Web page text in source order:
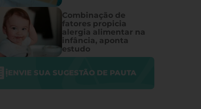
Combinação de
fatores propicia
alergia alimentar na
infância, aponta
estudo
ENVIE SUA SUGESTÃO DE PAUTA